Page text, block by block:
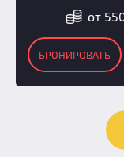
от
БРОНИРОВАТЬ